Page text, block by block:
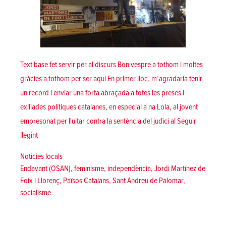
Text base fet servir per al discurs Bon vespre a tothom i moltes
gràcies a tothom per ser aquí En primer lloc, m’agradaria tenir
un record i enviar una forta abraçada a totes les preses i
exiliades polítiques catalanes, en especial a na Lola, al jovent
empresonat per lluitar contra la sentència del judici alSeguir
llegint«Intervenció d’Endavant (OSAN) a l’homenatge 2019 a Jordi
Posted in
Noticies locals
Tags:
Endavant (OSAN), feminisme, independència, Jordi Martínez de
Foix i Llorenç, Països Catalans, Sant Andreu de Palomar,
socialisme